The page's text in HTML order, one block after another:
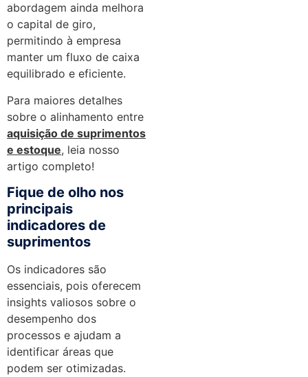
abordagem ainda melhora
o capital de giro,
permitindo à empresa
manter um fluxo de caixa
equilibrado e eficiente.
Para maiores detalhes
sobre o alinhamento entre
aquisição de suprimentos
e estoque, leia nosso
artigo completo!
Fique de olho nos
principais
indicadores de
suprimentos
Os indicadores são
essenciais, pois oferecem
insights valiosos sobre o
desempenho dos
processos e ajudam a
identificar áreas que
podem ser otimizadas.